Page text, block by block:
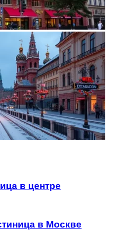
в центре
в Москве